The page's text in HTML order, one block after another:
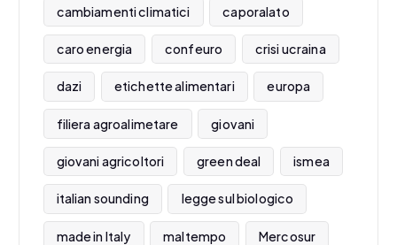
cambiamenti climatici caporalato
caro energia confeuro crisi ucraina
dazi etichette alimentari europa
filiera agroalimetare giovani
giovani agricoltori green deal ismea
italian sounding legge sul biologico
made in Italy maltempo Mercosur